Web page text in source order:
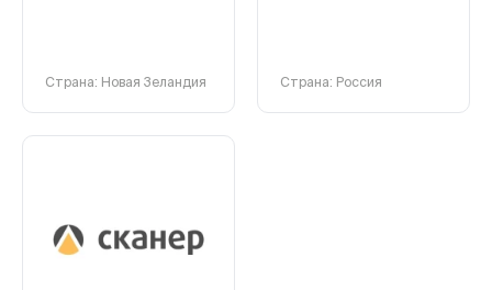
Страна: Новая Зеландия Страна: Россия